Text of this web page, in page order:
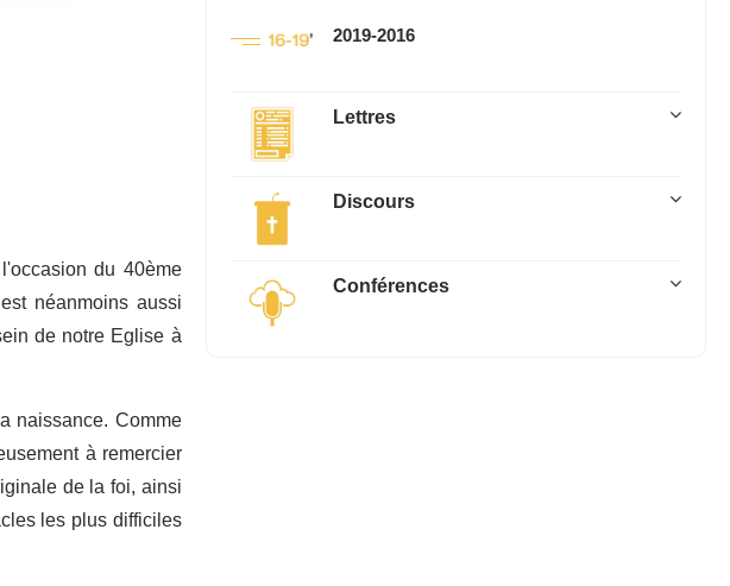
du 40ème
néanmoins aussi
de notre Eglise à
naissance. Comme
à remercier
de la foi, ainsi
les plus difficiles
2019-2016
Lettres
Discours
Conférences